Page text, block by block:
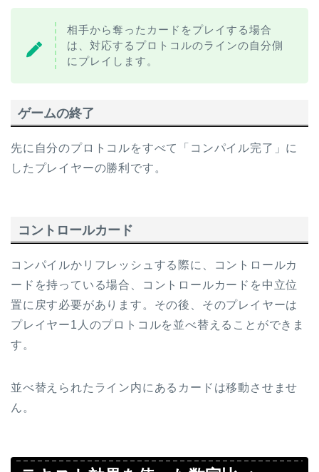
相手から奪ったカードをプレイする場合
は、対応するプロトコルのラインの自分側
にプレイします。
ゲームの終了
先に自分のプロトコルをすべて「コンパイル完了」に
したプレイヤーの勝利です。
コントロールカード
コンパイルかリフレッシュする際に、コントロールカ
ードを持っている場合、コントロールカードを中立位
置に戻す必要があります。その後、そのプレイヤーは
プレイヤー1人のプロトコルを並べ替えることができま
す。
並べ替えられたライン内にあるカードは移動させませ
ん。